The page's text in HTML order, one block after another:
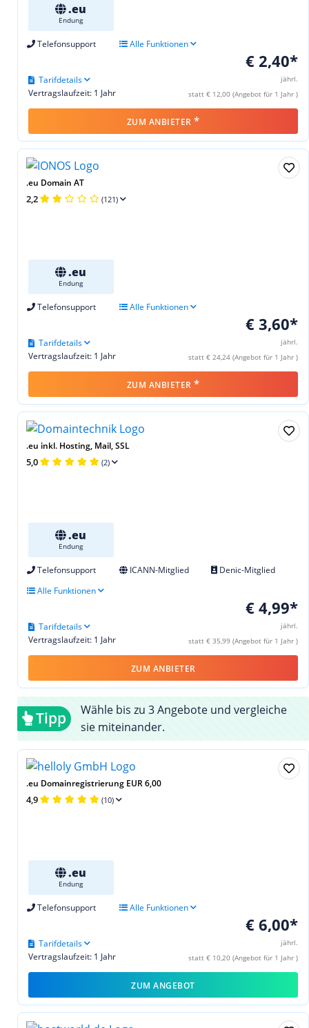
.eu
Endung
Telefonsupport Alle Funktionen
€ 2,40*
jährl.
statt € 12,00 (Angebot für 1 Jahr )
Vertragslaufzeit: 1 Jahr
Tarifdetails
ZUM ANBIETER *
.eu Domain AT
2,2 (121)
.eu
Endung
Telefonsupport Alle Funktionen
€ 3,60*
jährl.
statt € 24,24 (Angebot für 1 Jahr )
Vertragslaufzeit: 1 Jahr
Tarifdetails
ZUM ANBIETER *
.eu inkl. Hosting, Mail, SSL
5,0 (2)
.eu
Endung
Telefonsupport ICANN-Mitglied
Denic-Mitglied
Alle Funktionen
€ 4,99*
jährl.
statt € 35,99 (Angebot für 1 Jahr )
Vertragslaufzeit: 1 Jahr
Tarifdetails
ZUM ANBIETER
Tipp
Wähle bis zu 3 Angebote und vergleiche
sie miteinander.
.eu Domainregistrierung EUR 6,00
4,9 (10)
.eu
Endung
Telefonsupport Alle Funktionen
€ 6,00*
jährl.
statt € 10,20 (Angebot für 1 Jahr )
Vertragslaufzeit: 1 Jahr
Tarifdetails
ZUM ANGEBOT